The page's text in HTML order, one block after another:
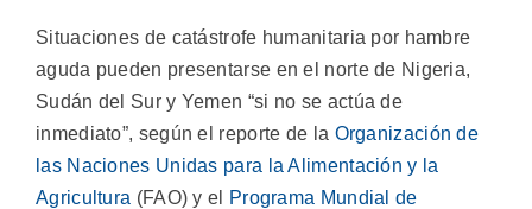
Situaciones de catástrofe humanitaria por hambre
aguda pueden presentarse en el norte de Nigeria,
Sudán del Sur y Yemen “si no se actúa de
inmediato”, según el reporte de la Organización de
las Naciones Unidas para la Alimentación y la
Agricultura (FAO) y el
Programa Mundial de